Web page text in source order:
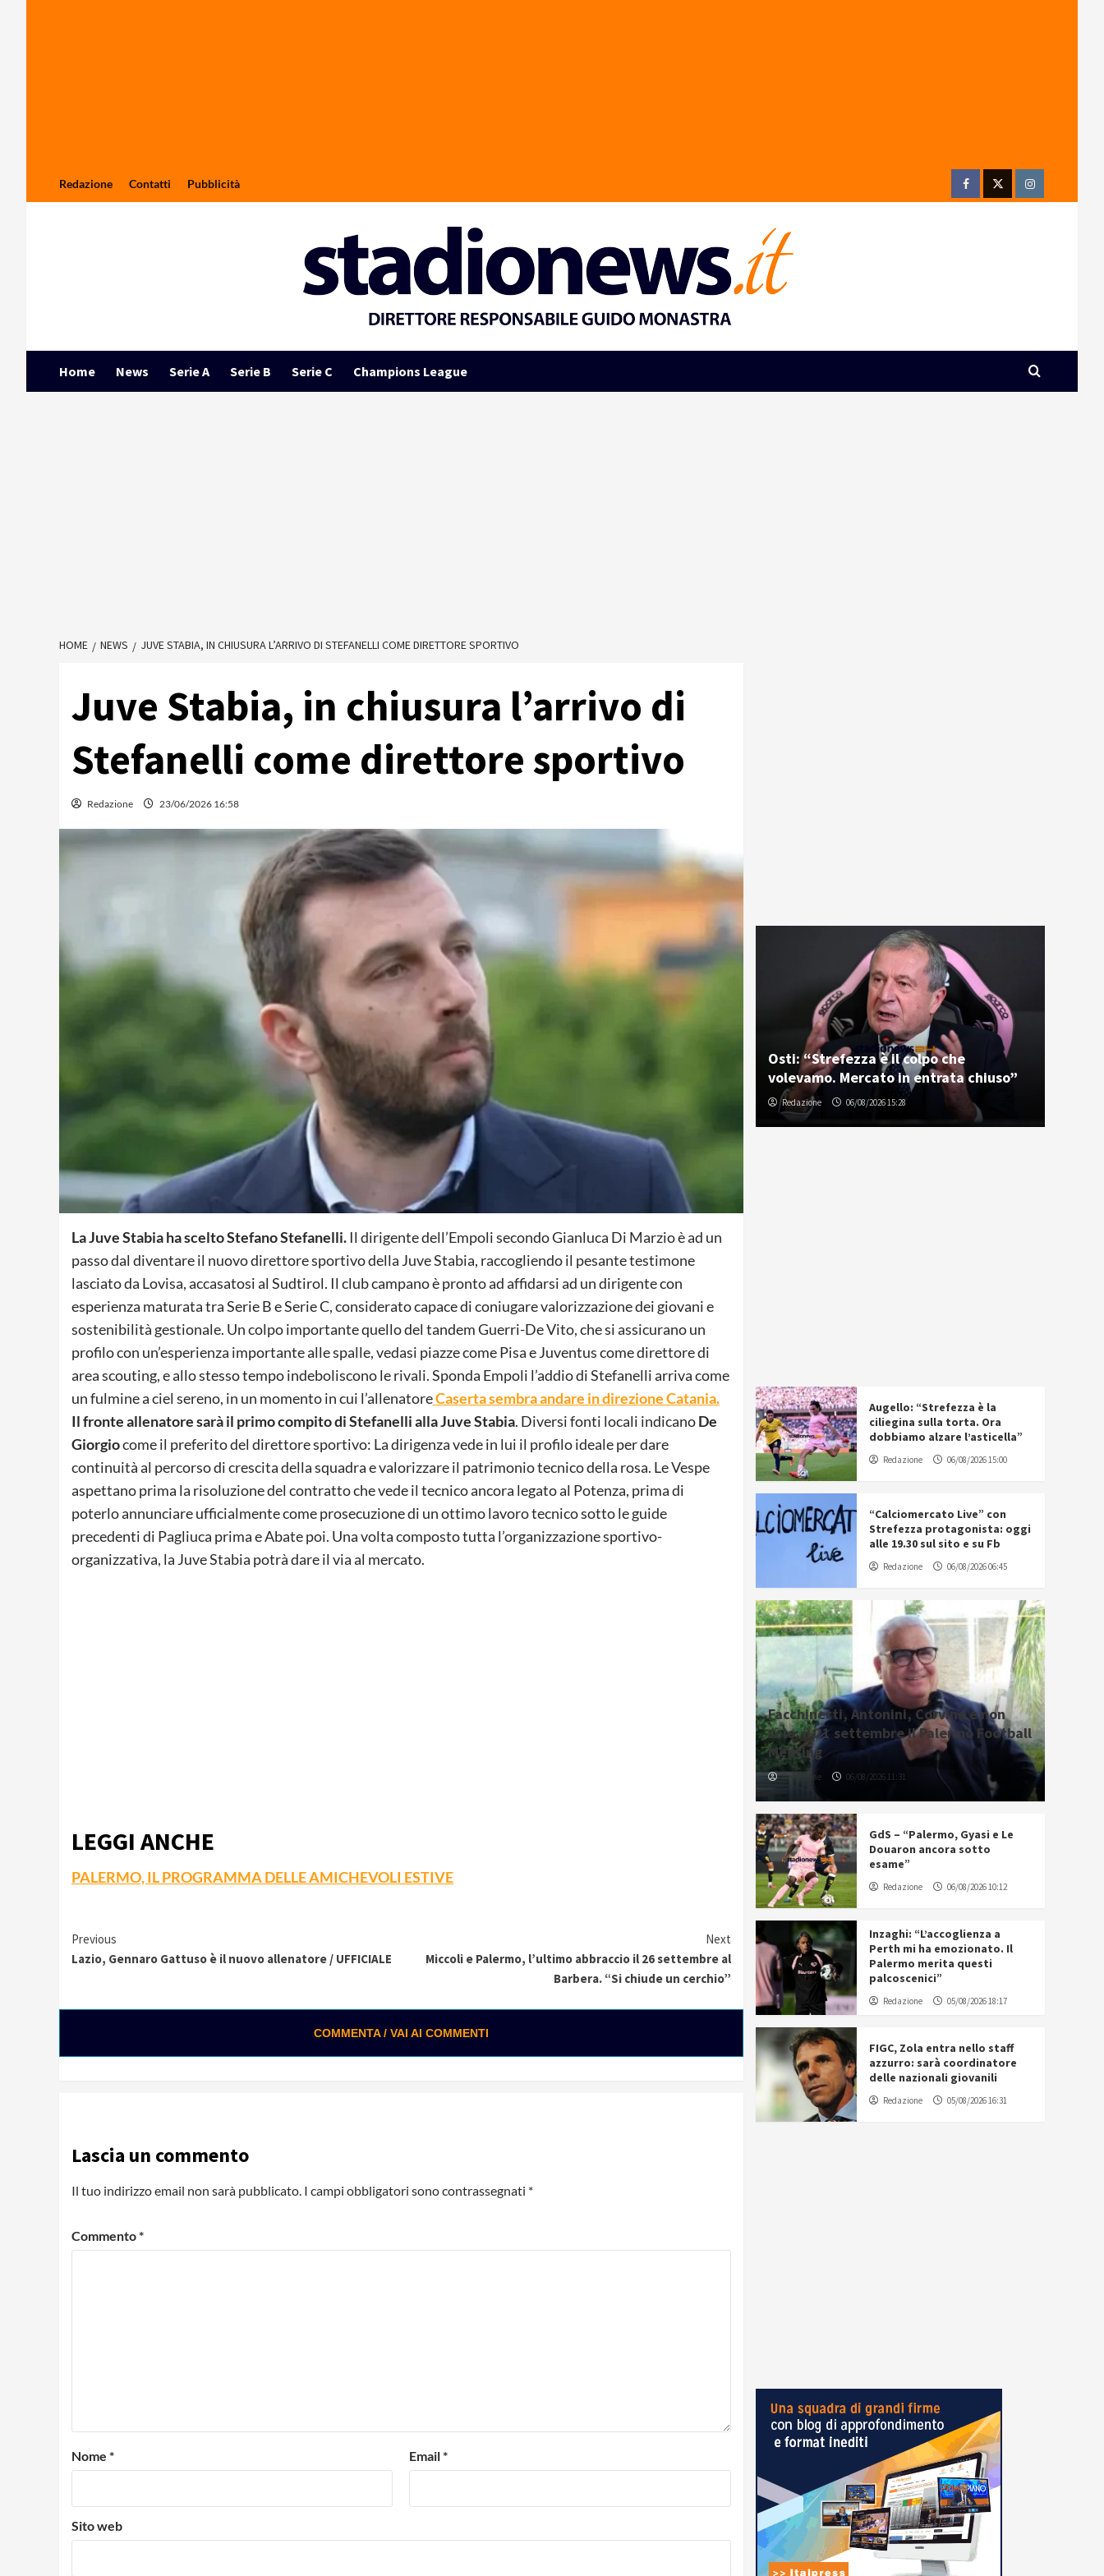
Redazione Contatti Pubblicità
FacebookTwitterInstagram
Home News Serie A Serie B Serie C Champions League
HOME NEWS JUVE STABIA, IN CHIUSURA L’ARRIVO DI STEFANELLI COME DIRETTORE SPORTIVO
Juve Stabia, in chiusura l’arrivo di
Stefanelli come direttore sportivo
Redazione 23/06/2026 16:58
La Juve Stabia ha scelto Stefano Stefanelli.Il dirigente dell’Empoli secondo Gianluca Di Marzio è ad un
passo dal diventare il nuovo direttore sportivo della Juve Stabia, raccogliendo il pesante testimone
lasciato da Lovisa, accasatosi al Sudtirol. Il club campano è pronto ad affidarsi ad un dirigente con
esperienza maturata tra Serie B e Serie C, considerato capace di coniugare valorizzazione dei giovani e
sostenibilità gestionale. Un colpo importante quello del tandem Guerri-De Vito, che si assicurano un
profilo con un’esperienza importante alle spalle, vedasi piazze come Pisa e Juventus come direttore di
area scouting, e allo stesso tempo indeboliscono le rivali. Sponda Empoli l’addio di Stefanelli arriva come
un fulmine a ciel sereno, in un momento in cui l’allenatoreCaserta sembra andare in direzione Catania.
Il fronte allenatore sarà il primo compito di Stefanelli alla Juve Stabia. Diversi fonti locali indicanoDe
Giorgiocome il preferito del direttore sportivo: La dirigenza vede in lui il profilo ideale per dare
continuità al percorso di crescita della squadra e valorizzare il patrimonio tecnico della rosa. Le Vespe
aspettano prima la risoluzione del contratto che vede il tecnico ancora legato al Potenza, prima di
poterlo annunciare ufficialmente come prosecuzione di un ottimo lavoro tecnico sotto le guide
precedenti di Pagliuca prima e Abate poi. Una volta composto tutta l’organizzazione sportivo-
organizzativa, la Juve Stabia potrà dare il via al mercato.
LEGGI ANCHE
PALERMO, IL PROGRAMMA DELLE AMICHEVOLI ESTIVE
Continue
Reading
Previous
Lazio, Gennaro Gattuso è il nuovo allenatore / UFFICIALE
Next
Miccoli e Palermo, l’ultimo abbraccio il 26 settembre al
Barbera. “Si chiude un cerchio”
COMMENTA / VAI AI COMMENTI
0:01 / 0:28
Lascia un commento
Il tuo indirizzo email non sarà pubblicato. I campi obbligatori sono contrassegnati *
Commento*
Nome * Email*
Sito web
Osti: “Strefezza è il colpo che
volevamo. Mercato in entrata chiuso”
Redazione 06/08/2026 15:28
Augello: “Strefezza è la
ciliegina sulla torta. Ora
dobbiamo alzare l’asticella”
Redazione 06/08/2026 15:00
“Calciomercato Live” con
Strefezza protagonista: oggi
alle 19.30 sul sito e su Fb
Redazione 06/08/2026 06:45
Facchinetti, Antonini, Corvino e non
solo: il 21 settembre il Palermo Football
Meeting
Redazione 06/08/2026 11:31
GdS – “Palermo, Gyasi e Le
Douaron ancora sotto
esame”
Redazione 06/08/2026 10:12
Inzaghi: “L’accoglienza a
Perth mi ha emozionato. Il
Palermo merita questi
palcoscenici”
Redazione 05/08/2026 18:17
FIGC, Zola entra nello staff
azzurro: sarà coordinatore
delle nazionali giovanili
Redazione 05/08/2026 16:31